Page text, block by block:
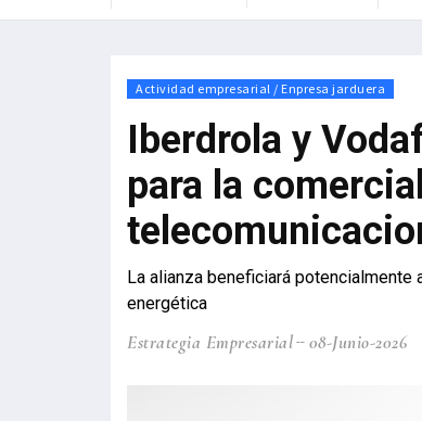
Actividad empresarial / Enpresa jarduera
Iberdrola y
para la
La alianza beneficiará
energética
Estrategia Empresarial 08-Junio-2026